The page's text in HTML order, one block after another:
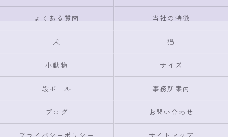
よくある質問 当社の特徴
犬 猫
小動物 サイズ
段ボール 事務所案内
ブログ お問い合わせ